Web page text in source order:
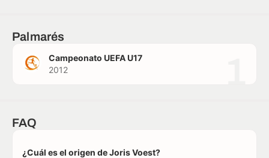
Palmarés
Campeonato UEFA U17
2012
FAQ
¿Cuál es el origen de Joris Voest?